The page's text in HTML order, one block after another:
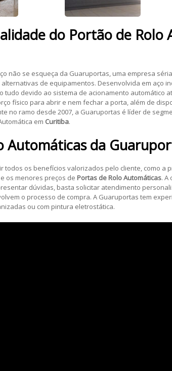
do Portão de Rolo
não se esqueça da Guaruportas, uma empresa
de equipamentos. Desenvolvida em aço
tudo devido ao sistema de acionamento automático
físico para abrir e nem fechar a porta, além de
no ramo desde 2007, a Guaruportas é líder de
em Curitiba.
Automáticasda
todos os benefícios valorizados pelo cliente, como
os menores preços de Portas de Rolo Automáticas. A
dúvidas, basta solicitar atendimento
o processo de compra. A Guaruportas tem
ou com pintura eletrostática.